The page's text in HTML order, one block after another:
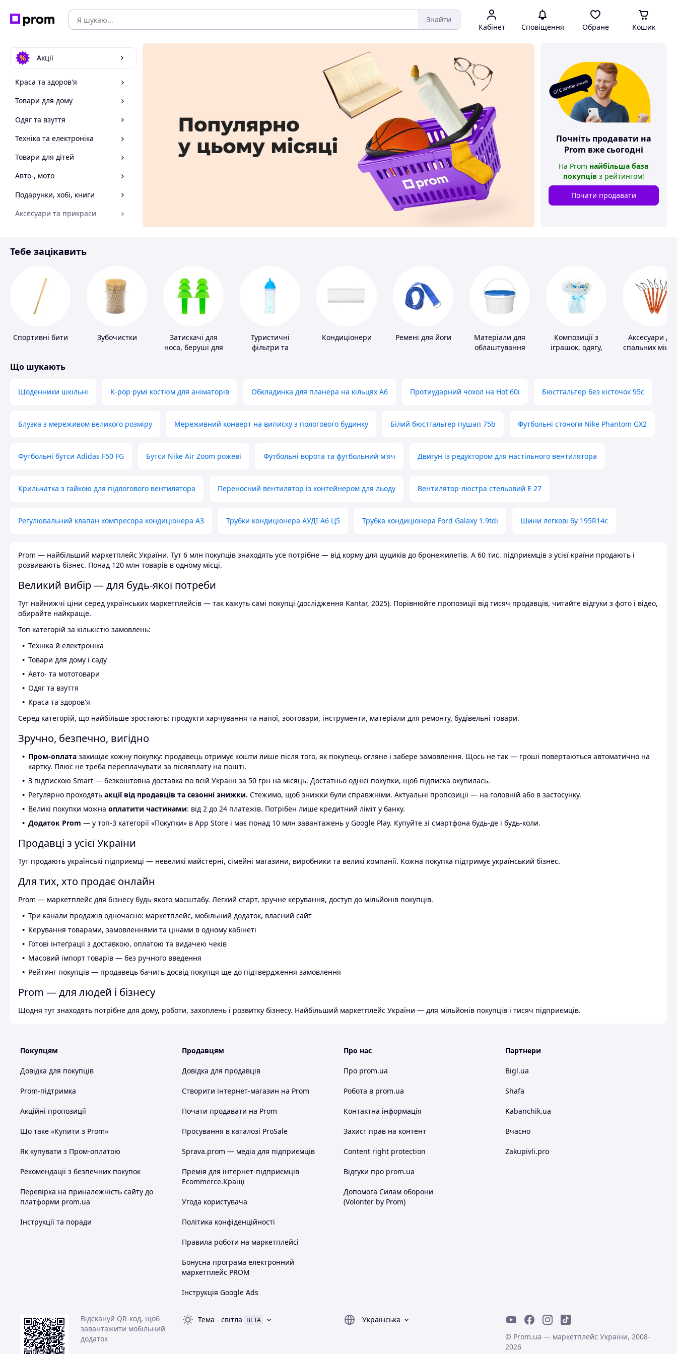
Знайти
Кабінет Сповіщення Обране Кошик
Акції
Краса та здоров'я
Товари для дому
Одяг та взуття
Техніка та електроніка
Товари для дітей
Авто-, мото
Подарунки, хобі, книги
Аксесуари та прикраси
Спорт і відпочинок
О! Є замовлення
Почніть продавати на
Prom вже сьогодні
На Prom найбільша база
покупців з рейтингом!
Почати продавати
Тебе зацікавить
Спортивні бити Зубочистки
Затискачі для
носа, беруші для
Туристичні
фільтри та
Кондиціонери Ремені для йоги
Матеріали для
облаштування
Композиції з
іграшок, одягу,
Аксесуари
спальних
Що шукають
Щоденники шкільні K-pop румі костюм для аніматорів Обкладинка для планера на кільцях А6 Протиударний чохол на Hot 60i Бюстгальтер без кісточок 95с
Блузка з мереживом великого розміру Мереживний конверт на виписку з пологового будинку Білий бюстгальтер пушап 75b Футбольні стоноги Nike Phantom GX2
Футбольні бутси Adidas F50 FG Бутси Nike Air Zoom рожеві Футбольні ворота та футбольний м'яч Двигун із редуктором для настільного вентилятора
Крильчатка з гайкою для підлогового вентилятора Переносний вентилятор із контейнером для льоду Вентилятор-люстра стельовий E 27
Регулювальний клапан компресора кондиціонера А3 Трубки кондиціонера АУДІ А6 Ц5 Трубка кондиціонера Ford Galaxy 1.9tdi Шини легкові бу 195R14c
Prom — найбільший маркетплейс України. Тут 6 млн покупців знаходять усе потрібне — від корму для цуциків до бронежилетів. А 60 тис. підприємців з усієї країни продають і
розвивають бізнес. Понад 120 млн товарів в одному місці.
Великий вибір — для будь-якої потреби
Тут найнижчі ціни серед українських маркетплейсів — так кажуть самі покупці (дослідження Kantar, 2025). Порівнюйте пропозиції від тисяч продавців, читайте відгуки з фото і відео,
обирайте найкраще.
Топ категорій за кількістю замовлень:
Техніка й електроніка
Товари для дому і саду
Авто- та мототовари
Одяг та взуття
Краса та здоров'я
Серед категорій, що найбільше зростають: продукти харчування та напої, зоотовари, інструменти, матеріали для ремонту, будівельні товари.
Зручно, безпечно, вигідно
Пром-оплата захищає кожну покупку: продавець отримує кошти лише після того, як покупець огляне і забере замовлення. Щось не так — гроші повертаються автоматично на
картку. Плюс не треба переплачувати за післяплату на пошті.
З підпискою Smart — безкоштовна доставка по всій Україні за 50 грн на місяць. Достатньо однієї покупки, щоб підписка окупилась.
Регулярно проходять акції від продавців та сезонні знижки. Стежимо, щоб знижки були справжніми. Актуальні пропозиції — на головній або в застосунку.
Великі покупки можна оплатити частинами: від 2 до 24 платежів. Потрібен лише кредитний ліміт у банку.
Додаток Prom — у топ-3 категорії «Покупки» в App Store і має понад 10 млн завантажень у Google Play. Купуйте зі смартфона будь-де і будь-коли.
Продавці з усієї України
Тут продають українські підприємці — невеликі майстерні, сімейні магазини, виробники та великі компанії. Кожна покупка підтримує український бізнес.
Для тих, хто продає онлайн
Prom — маркетплейс для бізнесу будь-якого масштабу. Легкий старт, зручне керування, доступ до мільйонів покупців.
Три канали продажів одночасно: маркетплейс, мобільний додаток, власний сайт
Керування товарами, замовленнями та цінами в одному кабінеті
Готові інтеграції з доставкою, оплатою та видачею чеків
Масовий імпорт товарів — без ручного введення
Рейтинг покупців — продавець бачить досвід покупця ще до підтвердження замовлення
Prom — для людей і бізнесу
Щодня тут знаходять потрібне для дому, роботи, захоплень і розвитку бізнесу. Найбільший маркетплейс України — для мільйонів покупців і тисяч підприємців.
Покупцям
Довідка для покупців
Prom-підтримка
Акційні пропозиції
Що таке «Купити з Prom»
Як купувати з Пром-оплатою
Рекомендації з безпечних покупок
Перевірка на приналежність сайту до
платформи prom.ua
Інструкції та поради
Продавцям
Довідка для продавців
Створити інтернет-магазин на Prom
Почати продавати на Prom
Просування в каталозі ProSale
Sprava.prom — медіа для підприємців
Премія для інтернет-підприємців
Ecommerce.Кращі
Угода користувача
Політика конфіденційності
Правила роботи на маркетплейсі
Бонусна програма електронний
маркетплейс PROM
Інструкція Google Ads
Про нас
Про prom.ua
Робота в prom.ua
Контактна інформація
Захист прав на контент
Content right protection
Відгуки про prom.ua
Допомога Силам оборони
(Volonter by Prom)
Партнери
Bigl.ua
Shafa
Kabanchik.ua
Вчасно
Zakupivli.pro
Відскануй QR-код, щоб
завантажити мобільний
додаток
Тема - світла BETA
Українська
© Prom.ua — маркетплейс України, 2008-
2026